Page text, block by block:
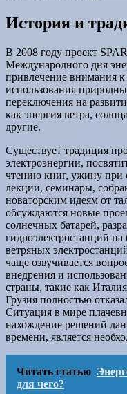
История и
В 2008 году проект
Международного дня
привлечение внимания
использования
переключения на
как энергия ветра,
другие.
Существует традиция
электроэнергии,
чтению книг, ужину при
лекции, семинары,
новаторским идеям от
обсуждаются новые
солнечных батарей,
гидроэлектростанций
ветряных
чаще озвучивается
внедрения и
страны, такие как
Грузия полностью
Ситуация в мире
нахождение решений
времени, является
Читать статью
для чего?